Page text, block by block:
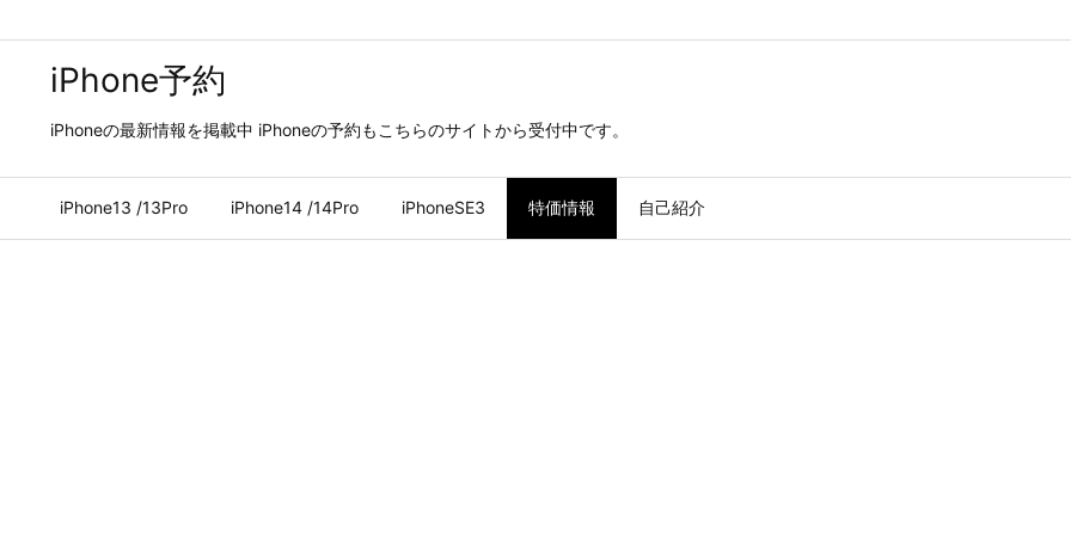
iPhone予約
iPhoneの最新情報を掲載中 iPhoneの予約もこちらのサイトから受付中です。
iPhone13 /13Pro iPhone14 /14Pro iPhoneSE3 特価情報 自己紹介